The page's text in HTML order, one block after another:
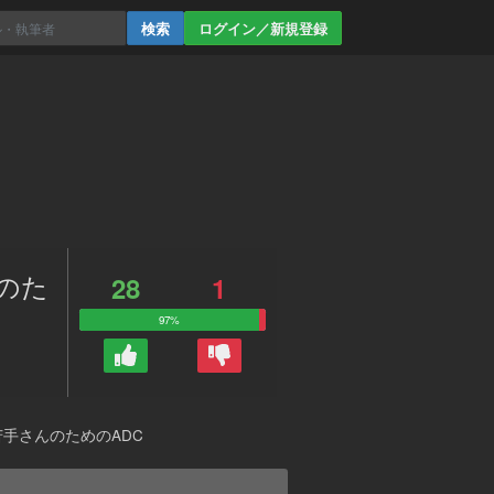
ログイン／新規登録
た
28 1
97%
さんのためのADC